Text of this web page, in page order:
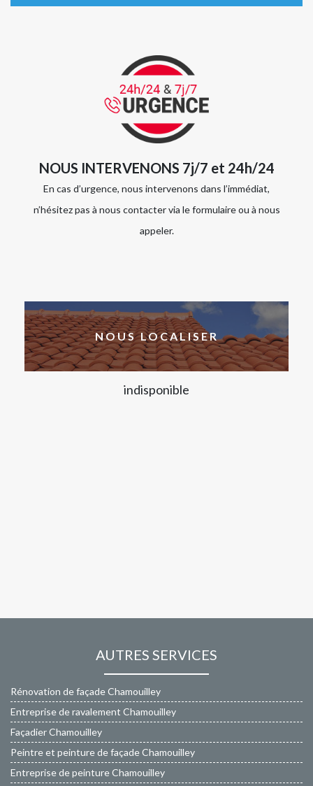
NOUS INTERVENONS 7j/7 et 24h/24
En cas d’urgence, nous intervenons dans l’immédiat,
n’hésitez pas à nous contacter via le formulaire ou à nous
appeler.
NOUS LOCALISER
indisponible
AUTRES SERVICES
Rénovation de façade Chamouilley
Entreprise de ravalement Chamouilley
Façadier Chamouilley
Peintre et peinture de façade Chamouilley
Entreprise de peinture Chamouilley